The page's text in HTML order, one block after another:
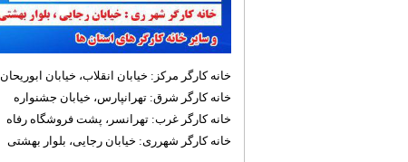
خانه کارگر مرکز: خیابان انقلاب، خیابان ابوریحان
خانه کارگر شرق: تهرانپارس، خیابان جشنواره
خانه کارگر غرب: تهرانسر، پشت فروشگاه رفاه
خانه کارگر شهرری: خیابان رجایی، بلوار بهشتی